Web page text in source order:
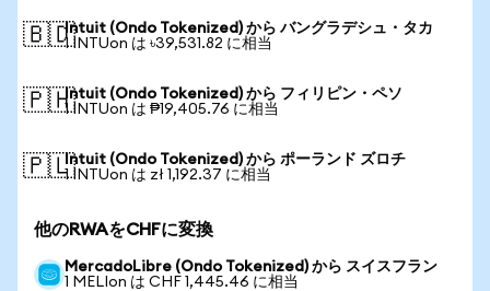
🇧🇩Intuit (Ondo Tokenized) から バングラデシュ・タカ
1 INTUon は ৳39,531.82 に相当
🇵🇭Intuit (Ondo Tokenized) から フィリピン・ペソ
1 INTUon は ₱19,405.76 に相当
🇵🇱Intuit (Ondo Tokenized) から ポーランド ズロチ
1 INTUon は zł 1,192.37 に相当
他のRWAをCHFに変換
MercadoLibre (Ondo Tokenized) から スイスフラン
1 MELIon は CHF 1,445.46 に相当